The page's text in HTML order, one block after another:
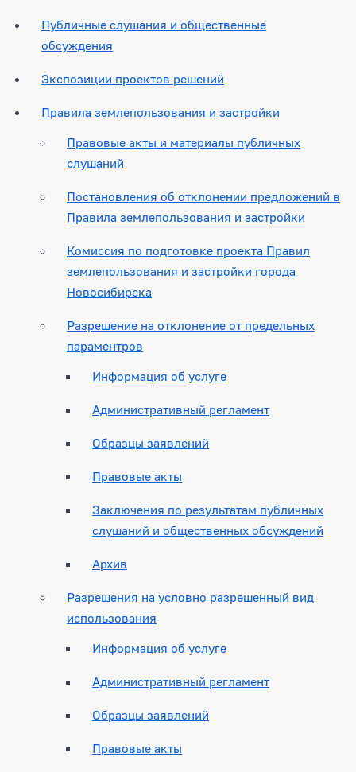
Публичные слушания и общественные
обсуждения
Экспозиции проектов решений
Правила землепользования и застройки
Правовые акты и материалы публичных
слушаний
Постановления об отклонении предложений в
Правила землепользования и застройки
Комиссия по подготовке проекта Правил
землепользования и застройки города
Новосибирска
Разрешение на отклонение от предельных
параментров
Информация об услуге
Административный регламент
Образцы заявлений
Правовые акты
Заключения по результатам публичных
слушаний и общественных обсуждений
Архив
Разрешения на условно разрешенный вид
использования
Информация об услуге
Административный регламент
Образцы заявлений
Правовые акты